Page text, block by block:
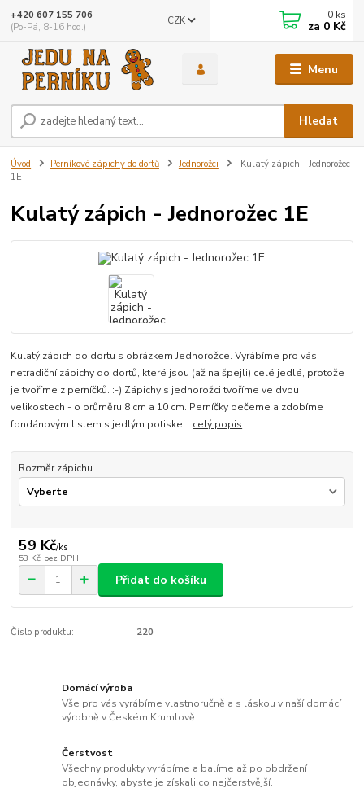
Menu
CZK
Hledat
+420 607 155 706
(Po-Pá, 8-16 hod.)
0 ks
za 0 Kč
Úvod Perníkové zápichy do dortů Jednorožci
Kulatý zápich - Jednorožec
1E
Kulatý zápich - Jednorožec 1E
Kulatý zápich do dortu s obrázkem Jednorožce. Vyrábíme pro vás
netradiční zápichy do dortů, které jsou (až na špejli) celé jedlé, protože
je tvoříme z perníčků. :-) Zápichy s jednorožci tvoříme ve dvou
velikostech - o průměru 8 cm a 10 cm. Perníčky pečeme a zdobíme
fondánovým listem s jedlým potiske... celý popis
Rozměr zápichu
59 Kč/ks
53 Kč bez DPH
Přidat do košíku
Číslo produktu: 220
Domácí výroba
Vše pro vás vyrábíme vlastnoručně a s láskou v naší domácí
výrobně v Českém Krumlově.
Čerstvost
Všechny produkty vyrábíme a balíme až po obdržení
objednávky, abyste je získali co nejčerstvější.